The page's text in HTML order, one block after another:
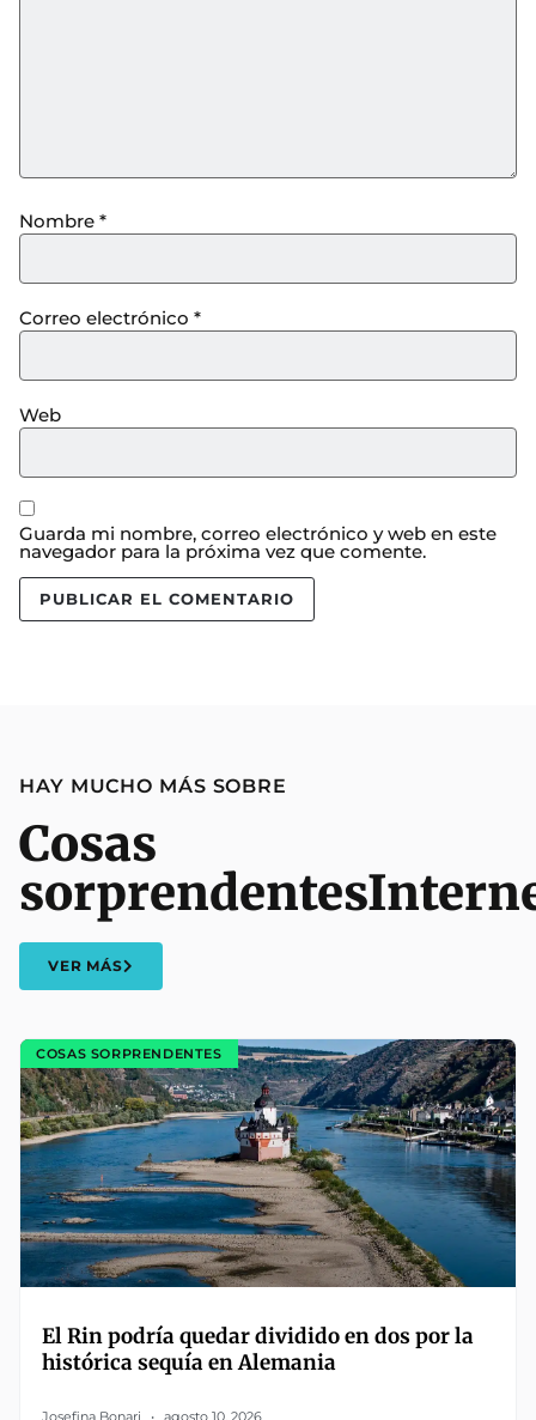
Nombre *
Correo electrónico *
Web
Guarda mi nombre, correo electrónico y web en este
navegador para la próxima vez que comente.
HAY MUCHO MÁS SOBRE
Cosas
sorprendentes
VER MÁS
COSAS SORPRENDENTES
El Rin podría quedar dividido en dos por la
histórica sequía en Alemania
Josefina Bonari agosto 10, 2026